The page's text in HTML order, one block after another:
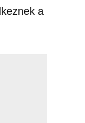
a